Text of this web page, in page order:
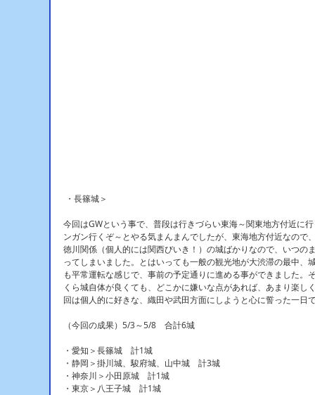
・長篠城＞
今回はGWという事で、普段は行きづらい東海～関東地方付近に
ンガン行くぞ～とやる気まんまんでしたが、東海地方付近なので
徳川関係（個人的には関西びいき！）の城ばかりなので、いつの
ってしまいました。とはいっても一般の観光地が大渋滞の最中、
も平常運転な感じで、事前の予定通りに進める事ができました。
くら城自体が良くても、どこかに嫌いな点があれば、あまり楽し
回は個人的に好きな、織田や武田方面にしようと心に誓った一日
（今回の成果）5/3～5/8　合計6城
・愛知＞長篠城　計1城
・静岡＞掛川城、駿府城、山中城　計3城
・神奈川＞小田原城　計1城
・東京＞八王子城　計1城